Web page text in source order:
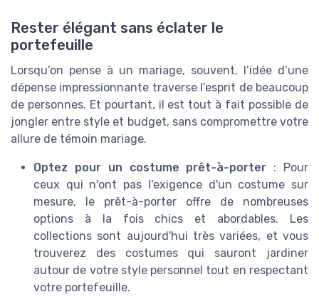
Rester élégant sans éclater le
portefeuille
Lorsqu’on pense à un mariage, souvent, l’idée d’une
dépense impressionnante traverse l’esprit de beaucoup
de personnes. Et pourtant, il est tout à fait possible de
jongler entre style et budget, sans compromettre votre
allure de témoin mariage.
Optez pour un costume prêt-à-porter : Pour
ceux qui n'ont pas l'exigence d'un costume sur
mesure, le prêt-à-porter offre de nombreuses
options à la fois chics et abordables. Les
collections sont aujourd'hui très variées, et vous
trouverez des costumes qui sauront jardiner
autour de votre style personnel tout en respectant
votre portefeuille.